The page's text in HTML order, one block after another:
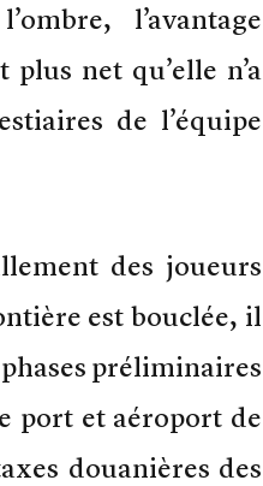
l’avantage
net qu’elle n’a
de l’équipe
des joueurs
est bouclée, il
préliminaires
port et aéroport de
douanières des